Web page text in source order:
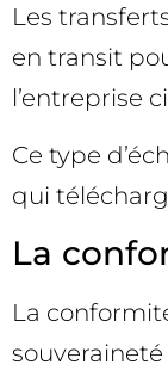
Les
en transit
l’entreprise
Ce type
qui
La
La